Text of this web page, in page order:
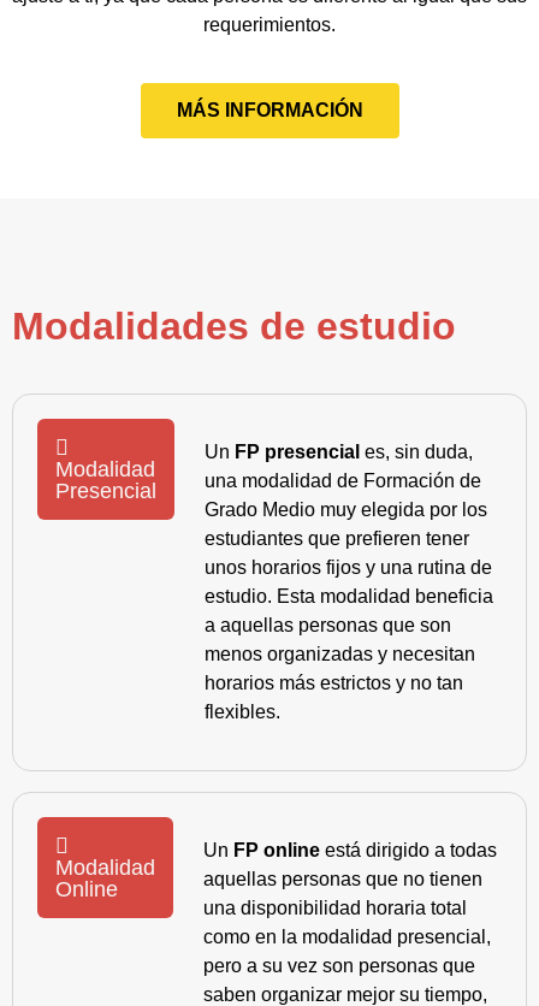
requerimientos.
MÁS INFORMACIÓN
Modalidades de estudio
Modalidad
Presencial
Un FP presencial es, sin duda,
una modalidad de Formación de
Grado Medio muy elegida por los
estudiantes que prefieren tener
unos horarios fijos y una rutina de
estudio. Esta modalidad beneficia
a aquellas personas que son
menos organizadas y necesitan
horarios más estrictos y no tan
flexibles.
Modalidad
Online
Un FP online está dirigido a todas
aquellas personas que no tienen
una disponibilidad horaria total
como en la modalidad presencial,
pero a su vez son personas que
saben organizar mejor su tiempo,